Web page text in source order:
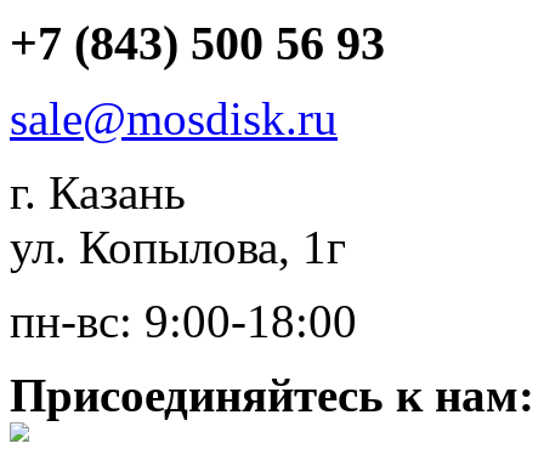
+7 (843) 500 56 93
sale@mosdisk.ru
г. Казань
ул. Копылова, 1г
пн-вс: 9:00-18:00
Присоединяйтесь к нам: